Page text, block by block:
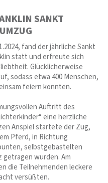
SANKT
fand der jährliche Sankt
statt und erfreute sich
Glücklicherweise
sodass etwa 400 Menschen,
feiern konnten.
Auftritt des
eine herzliche
Anspiel startete der Zug,
Pferd, in Richtung
selbstgebastelten
wurden. Am
die Teilnehmenden leckere
versüßten.